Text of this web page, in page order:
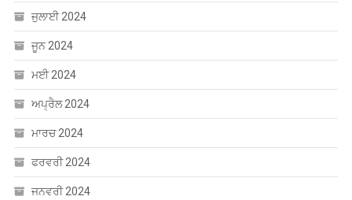
ਜੁਲਾਈ 2024
ਜੂਨ 2024
ਮਈ 2024
ਅਪ੍ਰੈਲ 2024
ਮਾਰਚ 2024
ਫਰਵਰੀ 2024
ਜਨਵਰੀ 2024